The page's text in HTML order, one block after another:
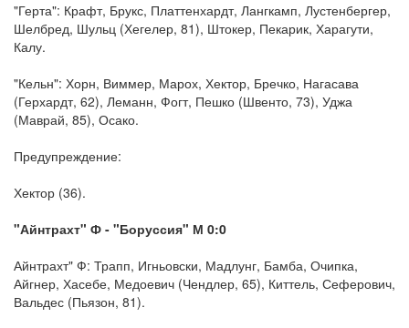
"Герта": Крафт, Брукс, Платтенхардт, Лангкамп, Лустенбергер,
Шелбред, Шульц (Хегелер, 81), Штокер, Пекарик, Харагути,
Калу.
"Кельн": Хорн, Виммер, Марох, Хектор, Бречко, Нагасава
(Герхардт, 62), Леманн, Фогт, Пешко (Швенто, 73), Уджа
(Маврай, 85), Осако.
Предупреждение:
Хектор (36).
"Айнтрахт" Ф - "Боруссия" М 0:0
Айнтрахт" Ф: Трапп, Игньовски, Мадлунг, Бамба, Очипка,
Айгнер, Хасебе, Медоевич (Чендлер, 65), Киттель, Сеферович,
Вальдес (Пьязон, 81).